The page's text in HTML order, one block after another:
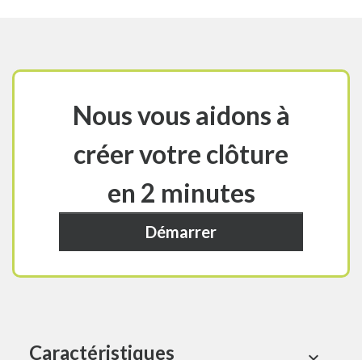
Nous vous aidons à
créer votre clôture
en 2 minutes
Démarrer
Caractéristiques